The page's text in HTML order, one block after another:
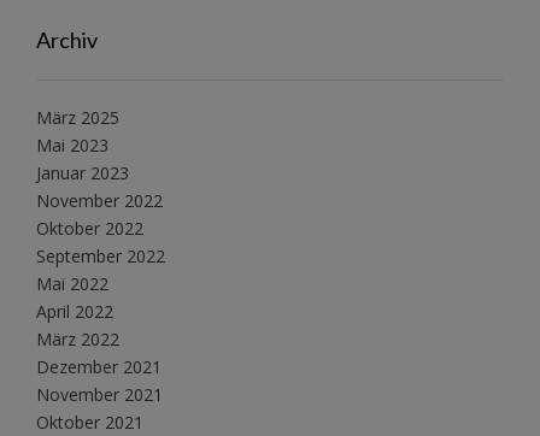
Archiv
März 2025
Mai 2023
Januar 2023
November 2022
Oktober 2022
September 2022
Mai 2022
April 2022
März 2022
Dezember 2021
November 2021
Oktober 2021